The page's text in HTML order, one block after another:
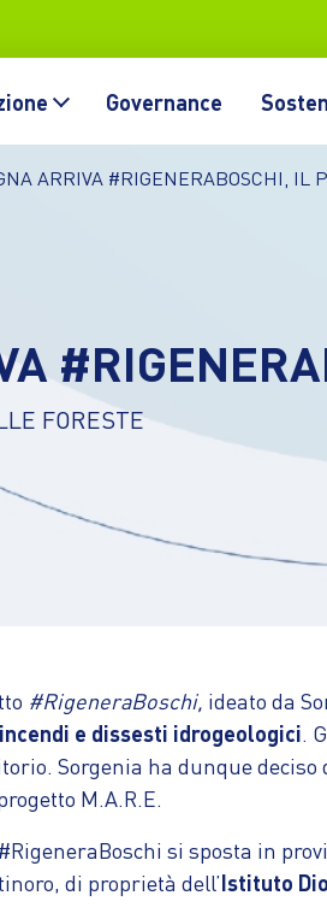
Governance
ARRIVA #RIGENERABOSCHI, IL
FORESTE
#RigeneraBoschi, ideato da
e dissesti idrogeologici.
Sorgenia ha dunque
M.A.R.E.
si sposta in
di proprietà dell’Istituto